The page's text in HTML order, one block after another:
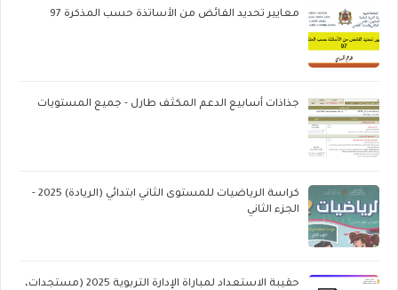
معايير تحديد الفائض من الأساتذة حسب المذكرة 97
جذاذات أسابيع الدعم المكثف طارل - جميع المستويات
كراسة الرياضيات للمستوى الثاني ابتدائي (الريادة) 2025 -
الجزء الثاني
حقيبة الاستعداد لمباراة الإدارة التربوية 2025 (مستجدات،